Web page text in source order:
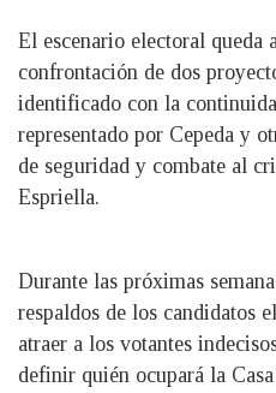
El escenario electoral queda
confrontación de dos
identificado con la
representado por Cepeda y
de seguridad y combate al
Espriella.
Durante las próximas
respaldos de los candidatos
atraer a los votantes
definir quién ocupará la